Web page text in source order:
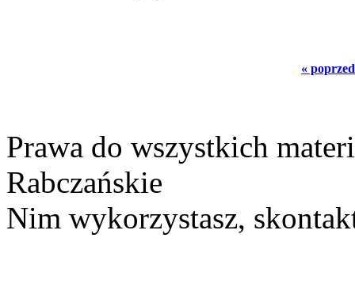
«
Prawa do wszystkich
Rabczańskie
Nim wykorzystasz,